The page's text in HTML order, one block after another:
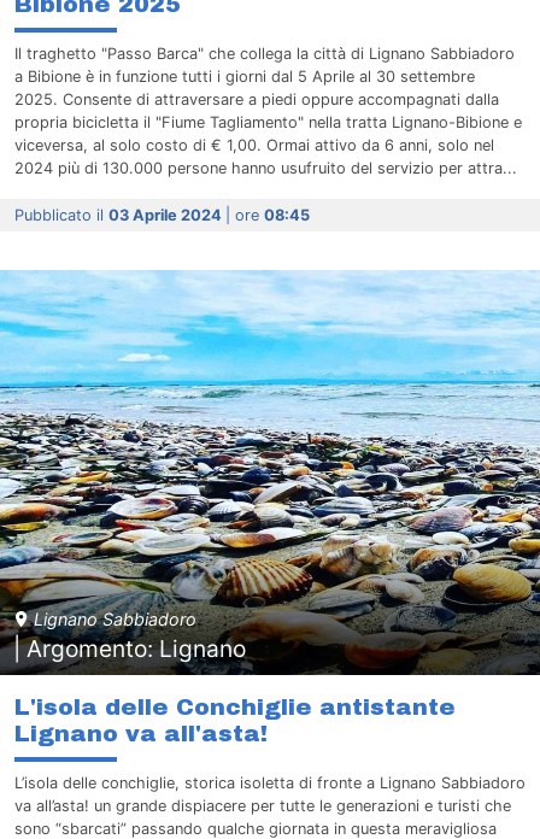
Il traghetto "Passo Barca" che collega la città di Lignano Sabbiadoro
a Bibione è in funzione tutti i giorni dal 5 Aprile al 30 settembre
2025. Consente di attraversare a piedi oppure accompagnati dalla
propria bicicletta il "Fiume Tagliamento" nella tratta Lignano-Bibione e
viceversa, al solo costo di € 1,00. Ormai attivo da 6 anni, solo nel
2024 più di 130.000 persone hanno usufruito del servizio per attra...
Pubblicato il 03 Aprile 2024 | ore 08:45
Lignano Sabbiadoro
| Argomento: Lignano
L'isola delle Conchiglie antistante
Lignano va all'asta!
L’isola delle conchiglie, storica isoletta di fronte a Lignano Sabbiadoro
va all’asta! un grande dispiacere per tutte le generazioni e turisti che
sono “sbarcati” passando qualche giornata in questa meravigliosa